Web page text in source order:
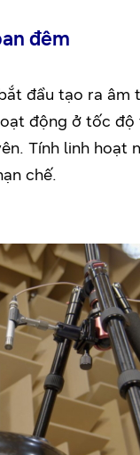
đêm
đầu tạo ra âm
động ở tốc
Tính linh hoạt
chế.